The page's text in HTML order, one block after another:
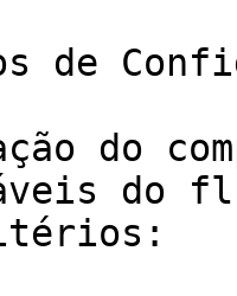
de
do
do